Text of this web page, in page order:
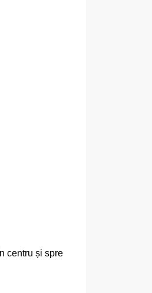
centru și spre